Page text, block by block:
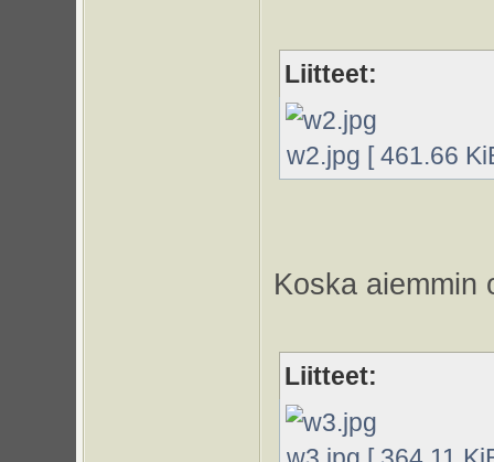
Liitteet:
w2.jpg [ 461.66
Koska aiemmin
Liitteet: